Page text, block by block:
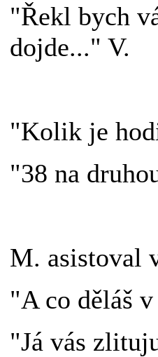
"Řekl bych
dojde..." V.
"Kolik je
"38 na
M. asistoval
"A co děláš
"Já vás